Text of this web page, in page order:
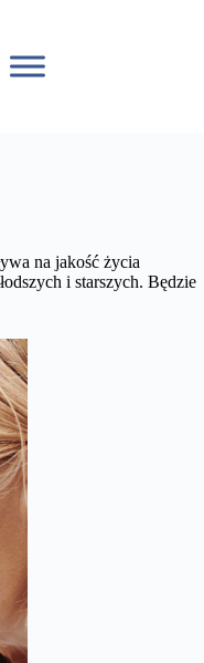
na jakość życia
i starszych. Będzie